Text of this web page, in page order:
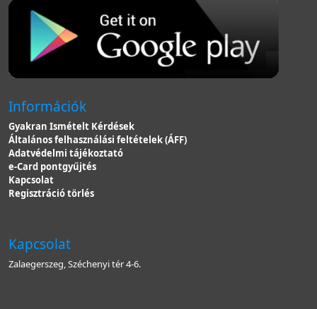
Információk
Gyakran Ismételt Kérdések
Általános felhasználási feltételek (ÁFF)
Adatvédelmi tájékoztató
e-Card pontgyűjtés
Kapcsolat
Regisztráció törlés
Kapcsolat
Zalaegerszeg, Széchenyi tér 4-6.